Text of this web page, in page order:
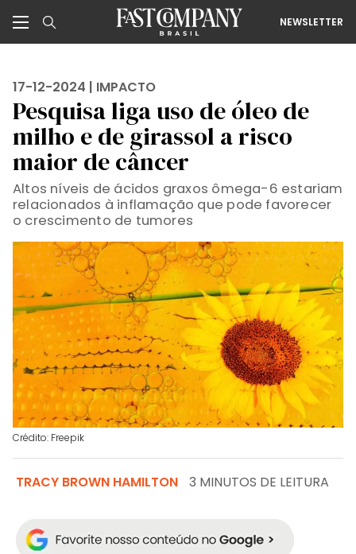
NEWSLETTER
17-12-2024 | IMPACTO
Pesquisa liga uso de óleo de
milho e de girassol a risco
maior de câncer
Altos níveis de ácidos graxos ômega-6 estariam
relacionados à inflamação que pode favorecer
o crescimento de tumores
Crédito: Freepik
TRACY BROWN HAMILTON 3 MINUTOS DE LEITURA